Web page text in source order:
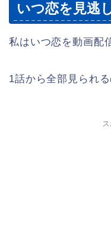
いつ恋を見逃
私はいつ恋を動画配
1話から全部見られ